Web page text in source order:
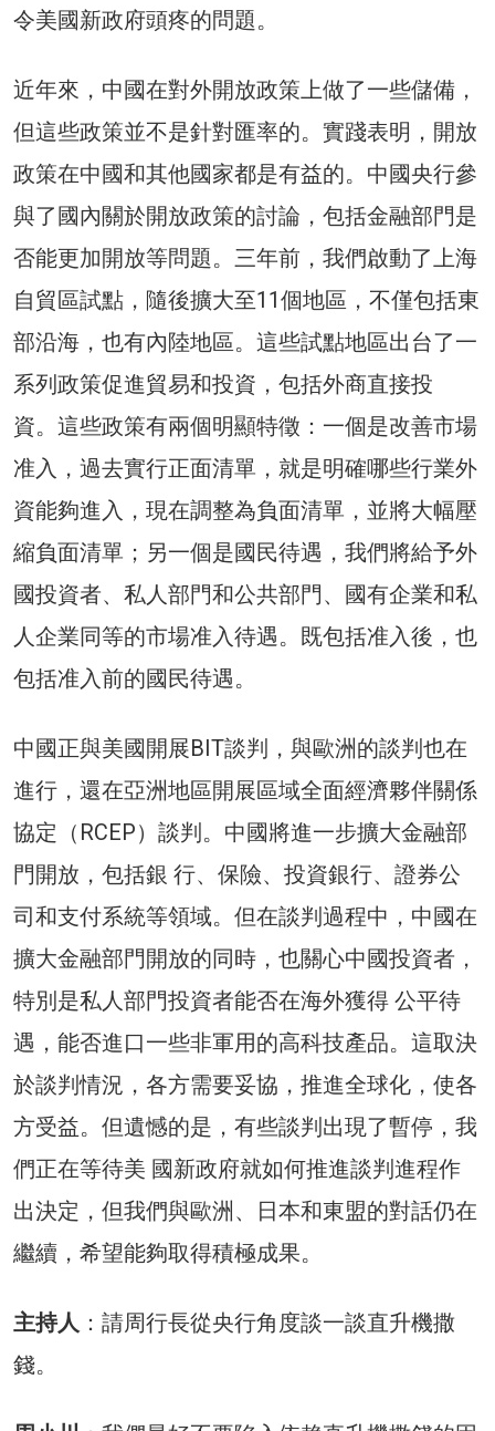
令美國新政府頭疼的問題。
近年來，中國在對外開放政策上做了一些儲備，
但這些政策並不是針對匯率的。實踐表明，開放
政策在中國和其他國家都是有益的。中國央行參
與了國內關於開放政策的討論，包括金融部門是
否能更加開放等問題。三年前，我們啟動了上海
自貿區試點，隨後擴大至11個地區，不僅包括東
部沿海，也有內陸地區。這些試點地區出台了一
系列政策促進貿易和投資，包括外商直接投
資。這些政策有兩個明顯特徵：一個是改善市場
准入，過去實行正面清單，就是明確哪些行業外
資能夠進入，現在調整為負面清單，並將大幅壓
縮負面清單；另一個是國民待遇，我們將給予外
國投資者、私人部門和公共部門、國有企業和私
人企業同等的市場准入待遇。既包括准入後，也
包括准入前的國民待遇。
中國正與美國開展BIT談判，與歐洲的談判也在
進行，還在亞洲地區開展區域全面經濟夥伴關係
協定（RCEP）談判。中國將進一步擴大金融部
門開放，包括銀 行、保險、投資銀行、證券公
司和支付系統等領域。但在談判過程中，中國在
擴大金融部門開放的同時，也關心中國投資者，
特別是私人部門投資者能否在海外獲得 公平待
遇，能否進口一些非軍用的高科技產品。這取決
於談判情況，各方需要妥協，推進全球化，使各
方受益。但遺憾的是，有些談判出現了暫停，我
們正在等待美 國新政府就如何推進談判進程作
出決定，但我們與歐洲、日本和東盟的對話仍在
繼續，希望能夠取得積極成果。
主持人 ：請周行長從央行角度談一談直升機撒
錢。